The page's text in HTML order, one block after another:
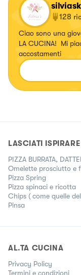
128
Ciao sono una
LA CUCINA! Mi
accostamenti
LASCIATI ISPIRARE
PIZZA BURRATA,
Omelette prosciutto e
Pizza Spring
Pizza spinaci e ricotta
Chips ( come quelle
Pinsa
AL.TA CUCINA
Privacy Policy
Termini e condizioni